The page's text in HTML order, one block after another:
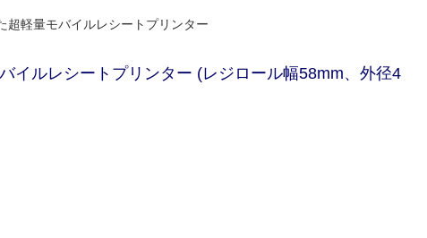
超軽量モバイルレシートプリンター
イルレシートプリンター (レジロール幅58mm、外径4